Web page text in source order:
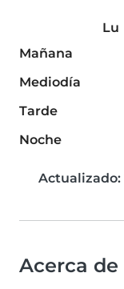
Lu
Mañana
Mediodía
Tarde
Noche
Actualizado:
Acerca